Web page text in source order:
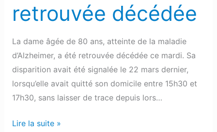
retrouvée décédée
La dame âgée de 80 ans, atteinte de la maladie
d’Alzheimer, a été retrouvée décédée ce mardi. Sa
disparition avait été signalée le 22 mars dernier,
lorsqu’elle avait quitté son domicile entre 15h30 et
17h30, sans laisser de trace depuis lors…
Lire la suite »